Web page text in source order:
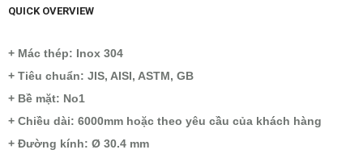
QUICK OVERVIEW
+ Mác thép: Inox 304
+ Tiêu chuẩn: JIS, AISI, ASTM, GB
+ Bề mặt: No1
+ Chiều dài: 6000mm hoặc theo yêu cầu của khách hàng
+ Đường kính: Ø 30.4 mm